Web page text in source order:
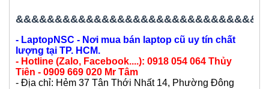
- LaptopNSC - Nơi mua bán laptop cũ uy tín chất
lượng tại TP. HCM.
- Hotline (Zalo, Facebook....): 0918 054 064 Thủy
Tiên - 0909 669 020 Mr Tâm
- Địa chỉ: Hẻm 37 Tân Thới Nhất 14, Phường Đông